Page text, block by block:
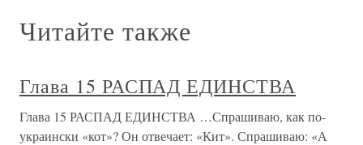
Читайте также
Глава 15 РАСПАД ЕДИНСТВА
Глава 15 РАСПАД ЕДИНСТВА …Спрашиваю, как по-
украински «кот»? Он отвечает: «Кит». Спрашиваю: «А